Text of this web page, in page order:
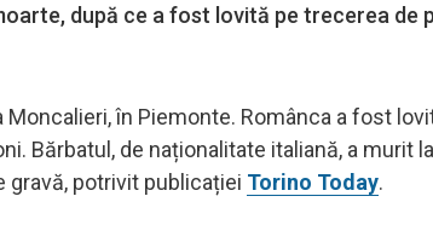
după ce a fost lovită pe trecerea de
în Piemonte. Românca a fost
Bărbatul, de naționalitate italiană, a murit
gravă, potrivit publicației Torino Today.